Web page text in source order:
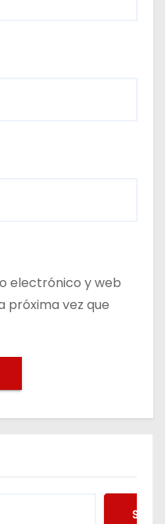
electrónico y web
próxima vez que